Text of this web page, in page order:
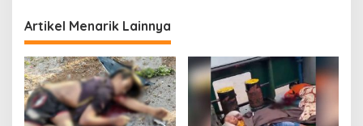
p
o
s
Artikel Menarik Lainnya